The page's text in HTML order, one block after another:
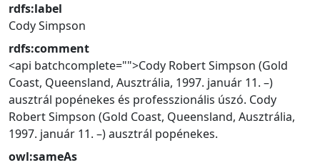
rdfs:label
Cody Simpson
rdfs:comment
<api batchcomplete="">Cody Robert Simpson (Gold
Coast, Queensland, Ausztrália, 1997. január 11. –)
ausztrál popénekes és professzionális úszó. Cody
Robert Simpson (Gold Coast, Queensland, Ausztrália,
1997. január 11. –) ausztrál popénekes.
owl:sameAs